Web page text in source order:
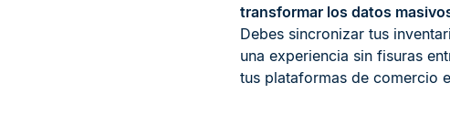
transformar los datos
Debes sincronizar tus
una experiencia sin fisuras
tus plataformas de comercio